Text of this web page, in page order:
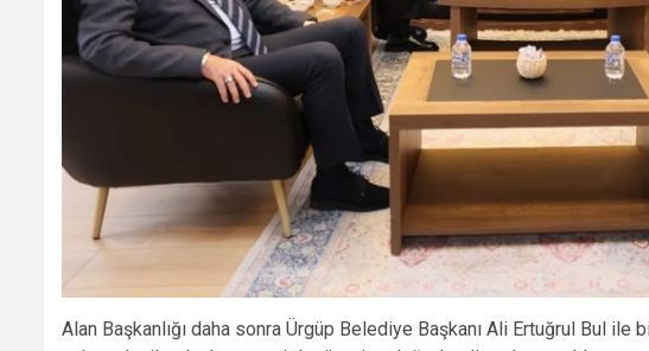
Alan Başkanlığı daha sonra Ürgüp Belediye Başkanı Ali Ertuğrul Bul